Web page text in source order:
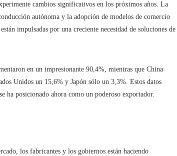
cambios significativos en los próximos años. La
autónoma y la adopción de modelos de comercio
impulsadas por una creciente necesidad de soluciones de
en un impresionante 90,4%, mientras que China
Unidos un 15,6% y Japón sólo un 3,3%. Estos datos
ha posicionado ahora como un poderoso exportador.
los fabricantes y los gobiernos están haciendo